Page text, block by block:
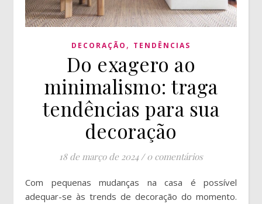
DECORAÇÃO , TENDÊNCIAS
Do exagero ao
minimalismo: traga
tendências para sua
decoração
18 de março de 2024 / 0 comentários
Com pequenas mudanças na casa é possível
adequar-se às trends de decoração do momento.